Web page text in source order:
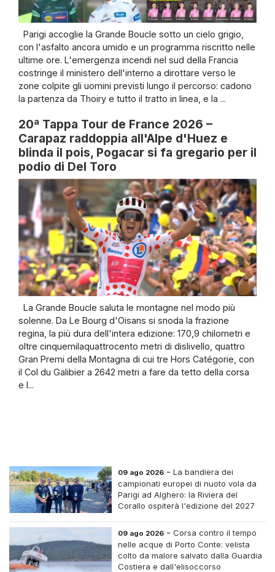
Parigi accoglie la Grande Boucle sotto un cielo grigio,
con l'asfalto ancora umido e un programma riscritto nelle
ultime ore. L'emergenza incendi nel sud della Francia
costringe il ministero dell'interno a dirottare verso le
zone colpite gli uomini previsti lungo il percorso: cadono
la partenza da Thoiry e tutto il tratto in linea, e la ...
20ª Tappa Tour de France 2026 –
Carapaz raddoppia all'Alpe d'Huez e
blinda il pois, Pogacar si fa gregario per il
podio di Del Toro
La Grande Boucle saluta le montagne nel modo più
solenne. Da Le Bourg d'Oisans si snoda la frazione
regina, la più dura dell'intera edizione: 170,9 chilometri e
oltre cinquemilaquattrocento metri di dislivello, quattro
Gran Premi della Montagna di cui tre Hors Catégorie, con
il Col du Galibier a 2642 metri a fare da tetto della corsa
e l...
09 ago 2026 -La bandiera dei
campionati europei di nuoto vola da
Parigi ad Alghero: la Riviera del
Corallo ospiterà l'edizione del 2027
09 ago 2026 -Corsa contro il tempo
nelle acque di Porto Conte: velista
colto da malore salvato dalla Guardia
Costiera e dall'elisoccorso